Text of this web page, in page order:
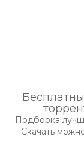
Подборка
Скачать